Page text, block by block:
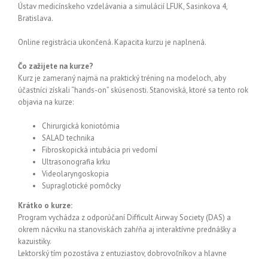
Ústav medicínskeho vzdelávania a simulácií LFUK, Sasinkova 4,
Bratislava.
Online registrácia ukončená. Kapacita kurzu je naplnená.
Čo zažijete na kurze?
Kurz je zameraný najmä na praktický tréning na modeloch, aby
účastníci získali “hands-on” skúsenosti. Stanoviská, ktoré sa tento rok
objavia na kurze:
Chirurgická koniotómia
SALAD technika
Fibroskopická intubácia pri vedomí
Ultrasonografia krku
Videolaryngoskopia
Supraglotické pomôcky
Krátko o kurze:
Program vychádza z odporúčaní Difficult Airway Society (DAS) a
okrem nácviku na stanoviskách zahŕňa aj interaktívne prednášky a
kazuistiky.
Lektorský tím pozostáva z entuziastov, dobrovoľníkov a hlavne